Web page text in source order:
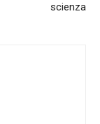
scienza